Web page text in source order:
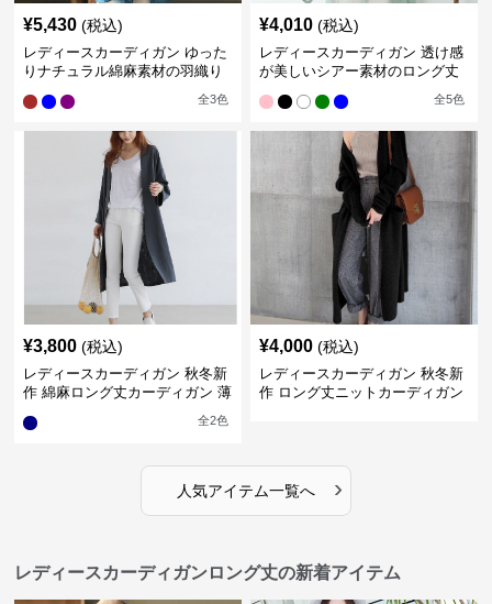
¥5,430 (税込)
レディースカーディガン ゆった
りナチュラル綿麻素材の羽織り
全3色
¥4,010 (税込)
レディースカーディガン 透け感
が美しいシアー素材のロング丈
全5色
¥3,800 (税込)
レディースカーディガン 秋冬新
作 綿麻ロング丈カーディガン 薄
全2色
¥4,000 (税込)
レディースカーディガン 秋冬新
作 ロング丈ニットカーディガン
人気アイテム一覧へ ›
レディースカーディガンロング丈の新着アイテム